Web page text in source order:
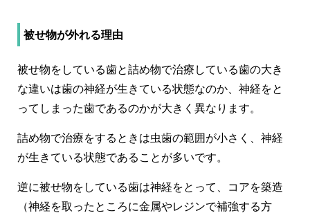
被せ物が外れる理由
被せ物をしている歯と詰め物で治療している歯の大き
な違いは歯の神経が生きている状態なのか、神経をと
ってしまった歯であるのかが大きく異なります。
詰め物で治療をするときは虫歯の範囲が小さく、神経
が生きている状態であることが多いです。
逆に被せ物をしている歯は神経をとって、コアを築造
（神経を取ったところに金属やレジンで補強する方